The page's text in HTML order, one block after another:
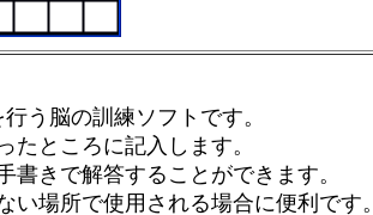
う脳の訓練ソフトです。
ところに記入します。
きで解答することができます。
場所で使用される場合に便利です。